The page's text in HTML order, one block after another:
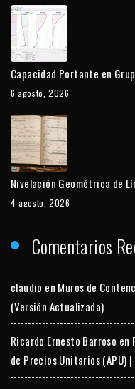
Capacidad Portante en
6 agosto, 2026
Nivelación Geométrica de
4 agosto, 2026
Comentarios
claudio en Muros de
(Versión Actualizada)
Ricardo Ernesto Barroso en
de Precios Unitarios (APU) |